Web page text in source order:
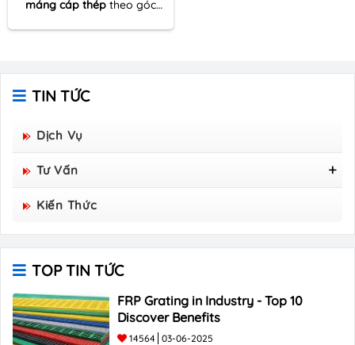
máng cáp thép theo góc
khảo sát tuyến cáp đến tối
ưu vật tư và đảm bảo kỹ
thuật vận hành lâu dài.
TIN TỨC
Dịch Vụ
Tư Vấn
Tấm Sàn Grating Composite FRP - Hòa Bình
Group Sản Xuất
Kiến Thức
TOP TIN TỨC
FRP Grating in Industry - Top 10
Discover Benefits
14564 03-06-2025